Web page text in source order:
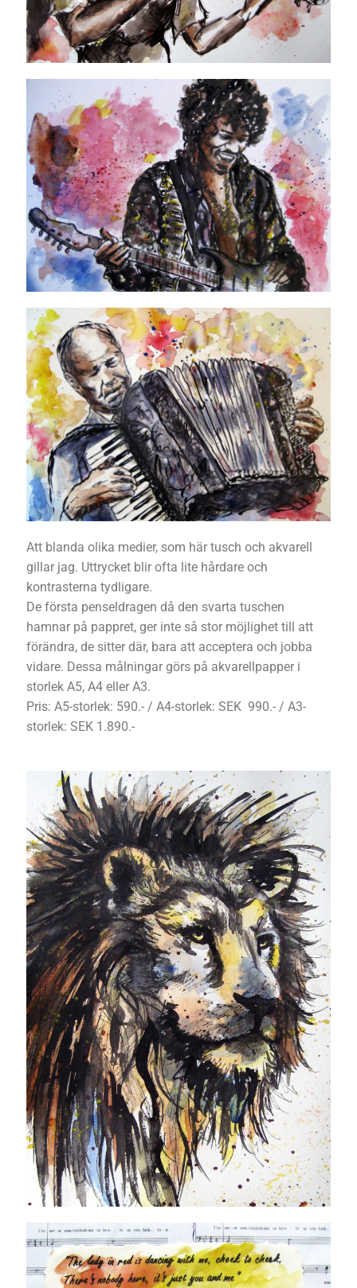
Att blanda olika medier, som här tusch och akvarell
gillar jag. Uttrycket blir ofta lite hårdare och
kontrasterna tydligare.
De första penseldragen då den svarta tuschen
hamnar på pappret, ger inte så stor möjlighet till att
förändra, de sitter där, bara att acceptera och jobba
vidare. Dessa målningar görs på akvarellpapper i
storlek A5, A4 eller A3.
Pris: A5-storlek: 590.- / A4-storlek: SEK 990.- / A3-
storlek: SEK 1.890.-